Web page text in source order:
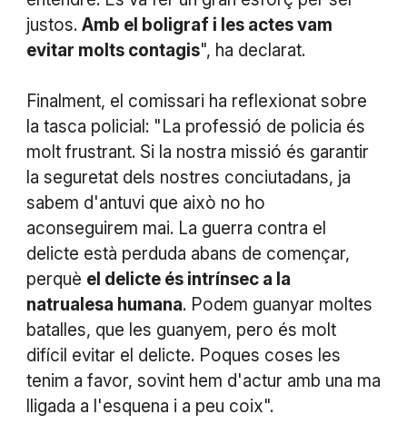
justos. Amb el boligraf i les actes vam
evitar molts contagis", ha declarat.
Finalment, el comissari ha reflexionat sobre
la tasca policial: "La professió de policia és
molt frustrant. Si la nostra missió és garantir
la seguretat dels nostres conciutadans, ja
sabem d'antuvi que això no ho
aconseguirem mai. La guerra contra el
delicte està perduda abans de començar,
perquè el delicte és intrínsec a la
natrualesa humana. Podem guanyar moltes
batalles, que les guanyem, pero és molt
difícil evitar el delicte. Poques coses les
tenim a favor, sovint hem d'actur amb una ma
lligada a l'esquena i a peu coix".